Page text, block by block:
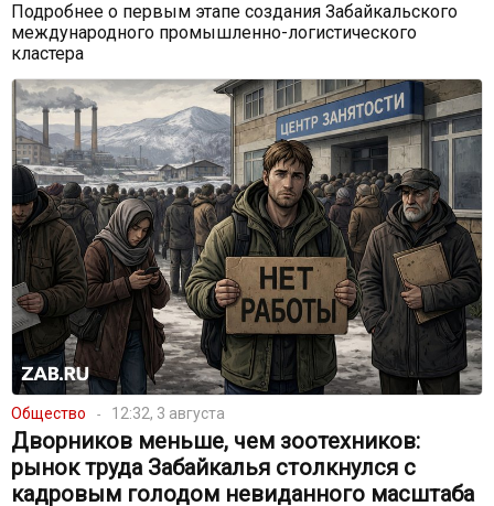
Подробнее о первым этапе создания Забайкальского
международного промышленно-логистического
кластера
Общество 12:32, 3 августа
Дворников меньше, чем зоотехников:
рынок труда Забайкалья столкнулся с
кадровым голодом невиданного масштаба